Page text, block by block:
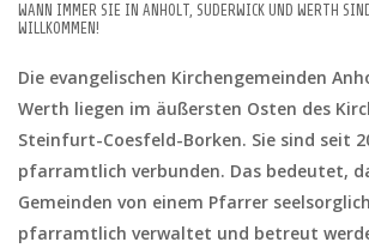
WANN IMMER SIE IN ANHOLT, SUDERWICK UND WERTH
WILLKOMMEN!
Die evangelischen Kirchengemeinden
Werth liegen im äußersten Osten des
Steinfurt-Coesfeld-Borken. Sie sind seit
pfarramtlich verbunden. Das bedeutet,
Gemeinden von einem Pfarrer
pfarramtlich verwaltet und betreut